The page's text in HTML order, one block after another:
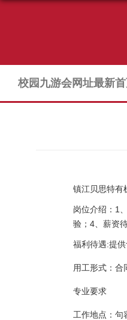
校园九游会网址最新
镇江贝思特有
岗位介绍： 1
验； 4、薪资
福利待遇:提
用工形式： 合
专业要求
工作地点：句